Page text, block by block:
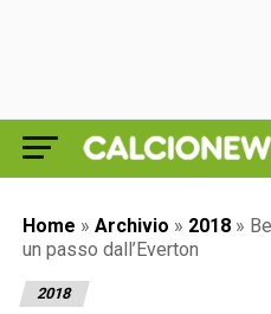
Home » Archivio » 2018 »
un passo dall’Everton
2018